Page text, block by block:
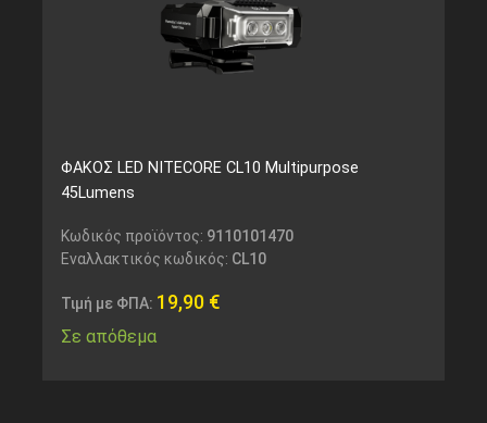
ΦΑΚΟΣ LED NITECORE CL10 Multipurpose
45Lumens
Κωδικός προϊόντος: 9110101470
Εναλλακτικός κωδικός: CL10
Τιμή με ΦΠΑ: 19,90 €
Σε απόθεμα